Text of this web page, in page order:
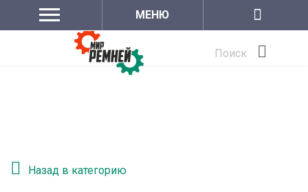
МЕНЮ
Поиск
Назад в категорию